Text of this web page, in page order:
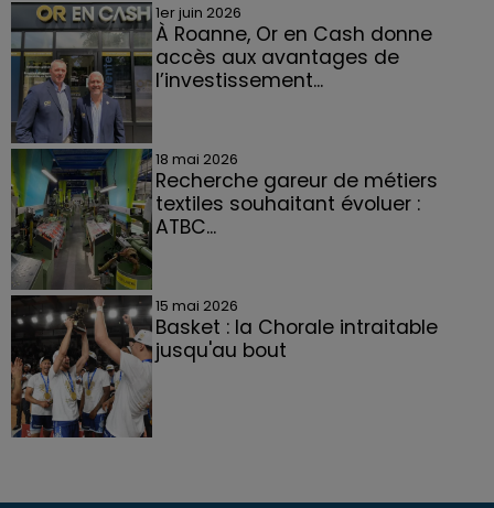
1er juin 2026
À Roanne, Or en Cash donne
accès aux avantages de
l’investissement...
18 mai 2026
Recherche gareur de métiers
textiles souhaitant évoluer :
ATBC...
15 mai 2026
Basket : la Chorale intraitable
jusqu'au bout